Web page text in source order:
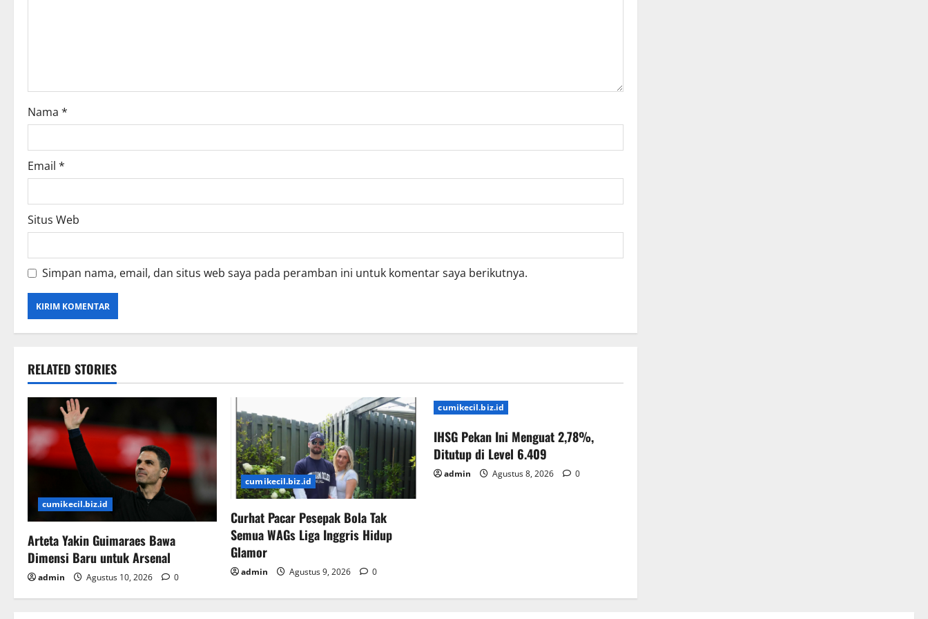
i
o
n
Nama *
Email *
Situs Web
Simpan nama, email, dan situs web saya pada peramban ini untuk komentar saya berikutnya.
RELATED STORIES
cumikecil.biz.id
Arteta Yakin Guimaraes Bawa
Dimensi Baru untuk Arsenal
admin Agustus 10, 2026 0
cumikecil.biz.id
Curhat Pacar Pesepak Bola Tak
Semua WAGs Liga Inggris Hidup
Glamor
admin Agustus 9, 2026 0
cumikecil.biz.id
IHSG Pekan Ini Menguat 2,78%,
Ditutup di Level 6.409
admin Agustus 8, 2026 0